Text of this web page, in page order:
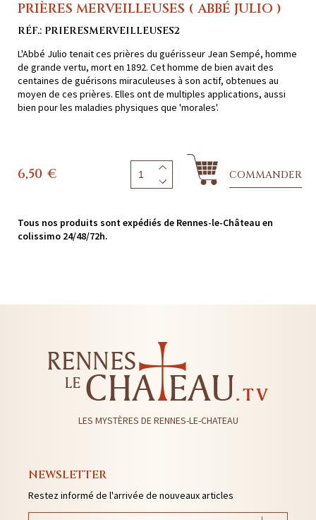
PRIÈRES MERVEILLEUSES ( ABBÉ JULIO )
RÉF.: PRIERESMERVEILLEUSES2
L'Abbé Julio tenait ces prières du guérisseur Jean Sempé, homme
de grande vertu, mort en 1892. Cet homme de bien avait des
centaines de guérisons miraculeuses à son actif, obtenues au
moyen de ces prières. Elles ont de multiples applications, aussi
bien pour les maladies physiques que 'morales'.
6,50 € COMMANDER
Tous nos produits sont expédiés de Rennes-le-Château en
colissimo 24/48/72h.
LES MYSTÈRES DE RENNES-LE-CHATEAU
NEWSLETTER
Restez informé de l'arrivée de nouveaux articles